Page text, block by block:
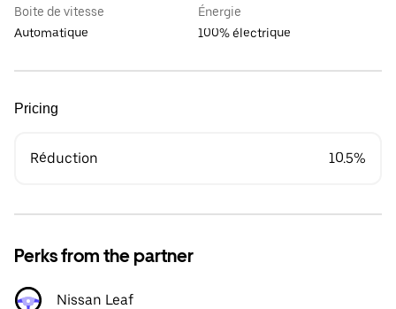
Boite de vitesse
Automatique
Énergie
100% électrique
Pricing
Réduction 10.5%
Perks from the partner
Nissan Leaf